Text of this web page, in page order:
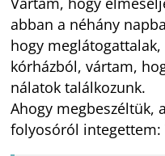
abban a néhány
hogy
kórházból, vártam,
nálatok találkozunk.
Ahogy megbeszéltük,
folyosóról